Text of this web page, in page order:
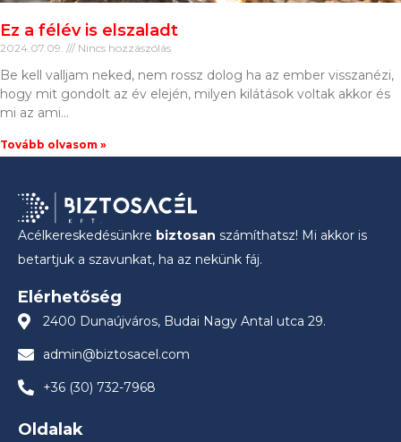
Ez a félév is elszaladt
2024.07.09. Nincs hozzászólás
Be kell valljam neked, nem rossz dolog ha az ember visszanézi,
hogy mit gondolt az év elején, milyen kilátások voltak akkor és
mi az ami
Tovább olvasom »
Acélkereskedésünkre biztosan számíthatsz! Mi akkor is
betartjuk a szavunkat, ha az nekünk fáj.
Elérhetőség
2400 Dunaújváros, Budai Nagy Antal utca 29.
admin@biztosacel.com
+36 (30) 732-7968
Oldalak